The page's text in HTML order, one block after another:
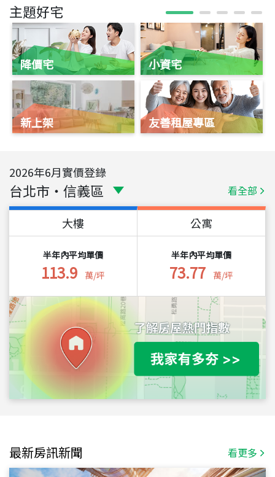
主題好宅
降價宅
新上架
小資宅
友善租屋專區
2026年6月實價登錄
台北市 ・ 信義區 看全部
大樓
半年內平均單價
113.9 萬/坪
公寓
半年內平均單價
73.77 萬/坪
最新房訊新聞 看更多